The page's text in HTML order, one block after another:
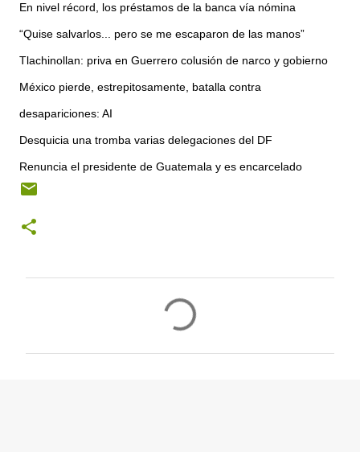
En nivel récord, los préstamos de la banca vía nómina
“Quise salvarlos... pero se me escaparon de las manos”
Tlachinollan: priva en Guerrero colusión de narco y gobierno
México pierde, estrepitosamente, batalla contra
desapariciones: AI
Desquicia una tromba varias delegaciones del DF
Renuncia el presidente de Guatemala y es encarcelado